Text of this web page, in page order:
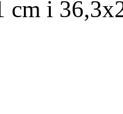
cm i